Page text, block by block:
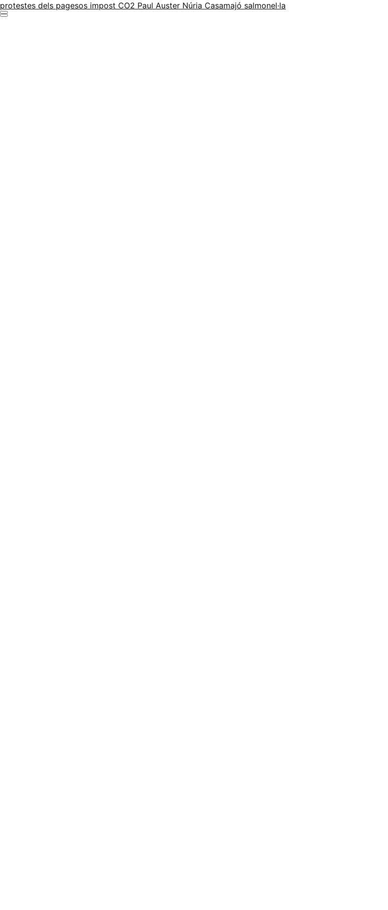
protestes dels pagesos impost CO2 Paul Auster Núria Casamajó salmonel·la